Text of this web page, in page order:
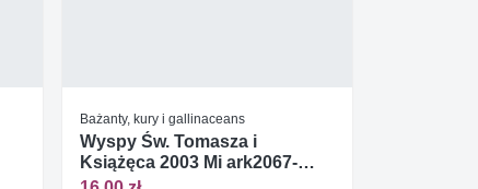
Bażanty, kury i gallinaceans
Wyspy Św. Tomasza i
Książęca 2003 Mi ark2067-
2072 Czyste **